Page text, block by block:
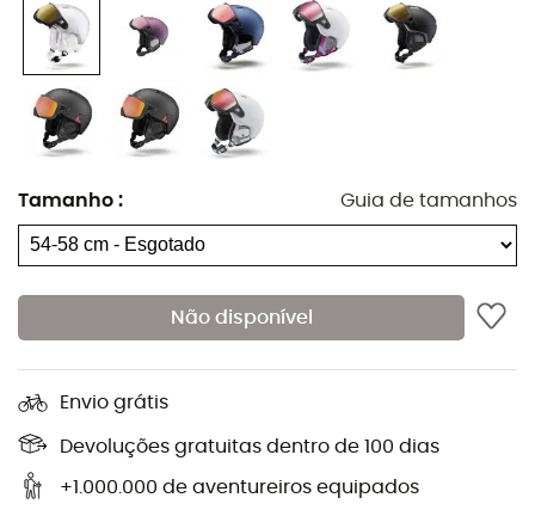
Tamanho : Guia de tamanhos
Não disponível
Envio grátis
Devoluções gratuitas dentro de 100 dias
+1.000.000 de aventureiros equipados